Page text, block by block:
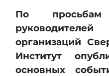
По
руководителей
организаций
Институт
основных